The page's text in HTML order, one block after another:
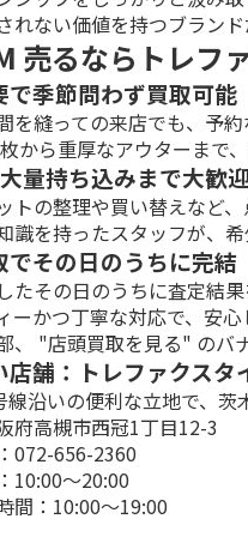
れない価値を持つブラン
売るならトレフ
で季節問わず買取可能
を縫っての来店でも、予
から重厚なアウターまで
量持ち込みまで大歓迎
トの整理や買い替えなど
識を持ったスタッフが、
でその日のうちに完結
たその日のうちに査定結
ーかつ丁寧な対応で、安
、 "店頭買取を見る" のバ
店舗：トレファクスタ
線沿いの便利な立地で、茨
府高槻市西冠1丁目12-3
072-656-2360
10:00～20:00
間：10:00～19:00